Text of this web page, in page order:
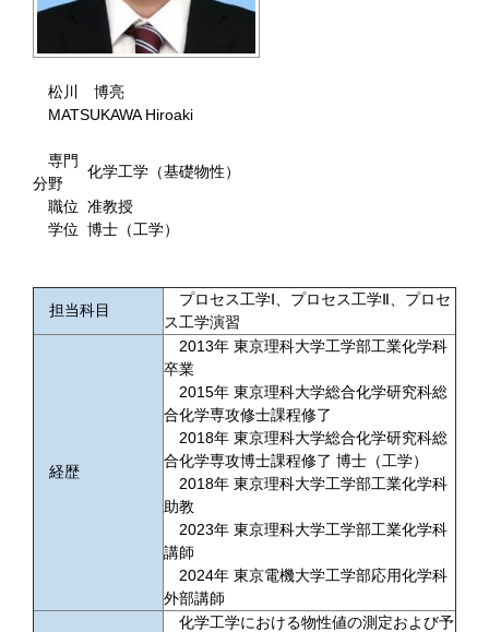
松川 博亮
MATSUKAWA Hiroaki
専門
分野
化学工学（基礎物性）
職位 准教授
学位 博士（工学）
担当科目
プロセス工学Ⅰ、プロセス工学Ⅱ、プロセ
ス工学演習
経歴
2013年 東京理科大学工学部工業化学科
卒業
2015年 東京理科大学総合化学研究科総
合化学専攻修士課程修了
2018年 東京理科大学総合化学研究科総
合化学専攻博士課程修了 博士（工学）
2018年 東京理科大学工学部工業化学科
助教
2023年 東京理科大学工学部工業化学科
講師
2024年 東京電機大学工学部応用化学科
外部講師
化学工学における物性値の測定および予